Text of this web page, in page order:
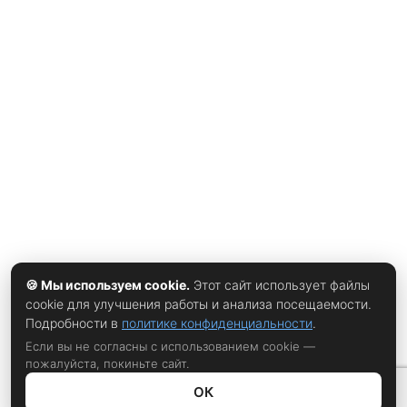
🍪 Мы используем cookie. Этот сайт использует файлы
cookie для улучшения работы и анализа посещаемости.
Подробности в политике конфиденциальности.
Если вы не согласны с использованием cookie —
пожалуйста, покиньте сайт.
ОК